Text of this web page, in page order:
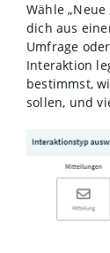
Wähle
dich aus
Umfrage
Interaktion
bestimmst,
sollen, und